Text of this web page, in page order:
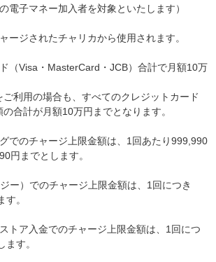
電子マネー加入者を対象といたします）
ージされたチャリカから使用されます。
（Visa・MasterCard・JCB）合計で月額10万
利用の場合も、すべてのクレジットカード
合計が月額10万円までとなります。
でのチャージ上限金額は、1回あたり999,990
円までとします。
ー）でのチャージ上限金額は、1回につき
。
トア入金でのチャージ上限金額は、1回につ
す。